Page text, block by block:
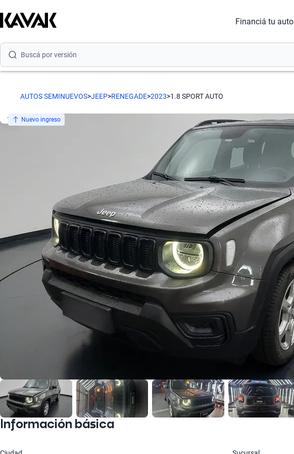
Financiá tu auto
Buscá por versión
Buscá por marca
Buscá por modelo
AUTOS SEMINUEVOS>JEEP>RENEGADE>2023>1.8 SPORT AUTO
Nuevo ingreso
Información básica